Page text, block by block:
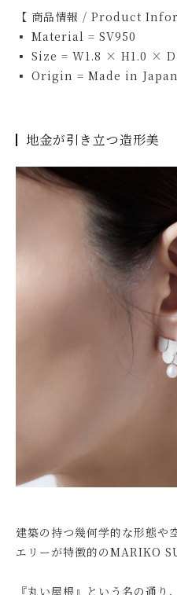
【 商品情報 / Product
▪ Material = SV950
▪ Size = W1.8 × H1.0 ×
▪ Origin = Made in Japan
地金が引き立つ造形美
建築の持つ幾何学的な形態や
エリーが特徴的のMARIKO
『丸い屋根』という名の通